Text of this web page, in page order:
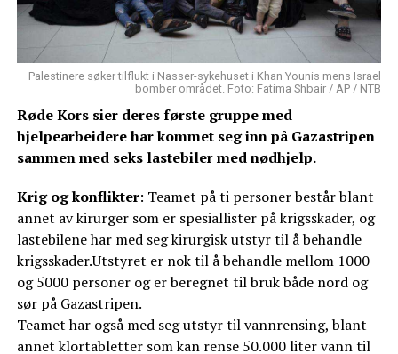
Palestinere søker tilflukt i Nasser-sykehuset i Khan Younis mens Israel
bomber området. Foto: Fatima Shbair / AP / NTB
Røde Kors sier deres første gruppe med
hjelpearbeidere har kommet seg inn på Gazastripen
sammen med seks lastebiler med nødhjelp.
Krig og konflikter: Teamet på ti personer består blant
annet av kirurger som er spesiallister på krigsskader, og
lastebilene har med seg kirurgisk utstyr til å behandle
krigsskader.Utstyret er nok til å behandle mellom 1000
og 5000 personer og er beregnet til bruk både nord og
sør på Gazastripen.
Teamet har også med seg utstyr til vannrensing, blant
annet klortabletter som kan rense 50.000 liter vann til